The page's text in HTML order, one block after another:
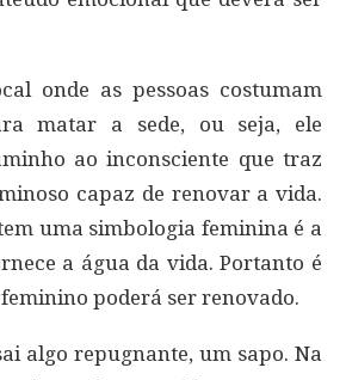
onde as pessoas costumam
matar a sede, ou seja, ele
ao inconsciente que traz
capaz de renovar a vida.
uma simbologia feminina é a
a água da vida. Portanto é
feminino poderá ser renovado.
algo repugnante, um sapo. Na